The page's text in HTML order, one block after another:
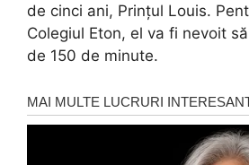
de cinci ani, Prințul Louis.
Colegiul Eton, el va fi nevoit
de 150 de minute.